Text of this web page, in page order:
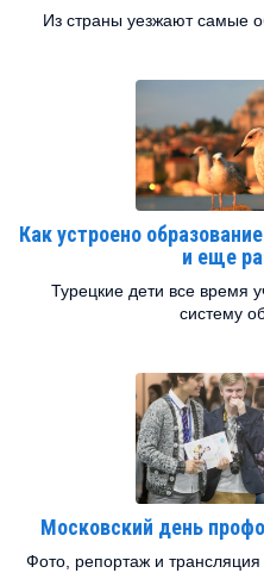
Из страны уезжают самые
Как устроено
и еще
Турецкие дети все время
систему
Московский день
Фото, репортаж и